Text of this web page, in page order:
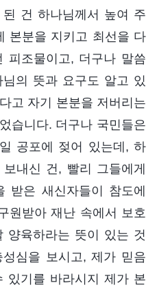
건 하나님께서 높여 주
본분을 지키고 최선을 다
피조물이고, 더구나 말씀
의 뜻과 요구도 알고 있
고 자기 본분을 저버리는
습니다. 더구나 국민들은
공포에 젖어 있는데, 하
내신 건, 빨리 그들에게
받은 새신자들이 참도에
원받아 재난 속에서 보호
양육하라는 뜻이 있는 것
심을 보시고, 제가 믿음
있기를 바라시지 제가 본